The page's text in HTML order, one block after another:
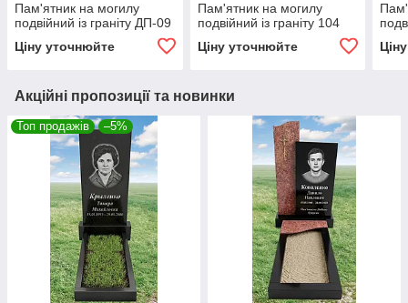
Пам'ятник на могилу
подвійний із граніту ДП-09
Ціну уточнюйте
Пам'ятник на могилу
подвійний із граніту 104
Ціну уточнюйте
Акційні пропозиції та новинки
Топ продажів –5%